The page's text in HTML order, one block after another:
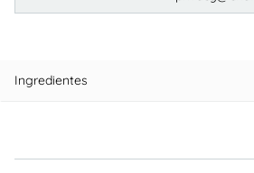
Ingredientes